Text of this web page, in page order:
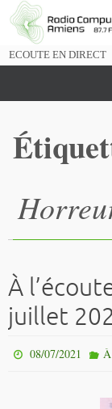
Passer
vers
ECOUTE EN DIRECT
À
juillet
08/07/2021